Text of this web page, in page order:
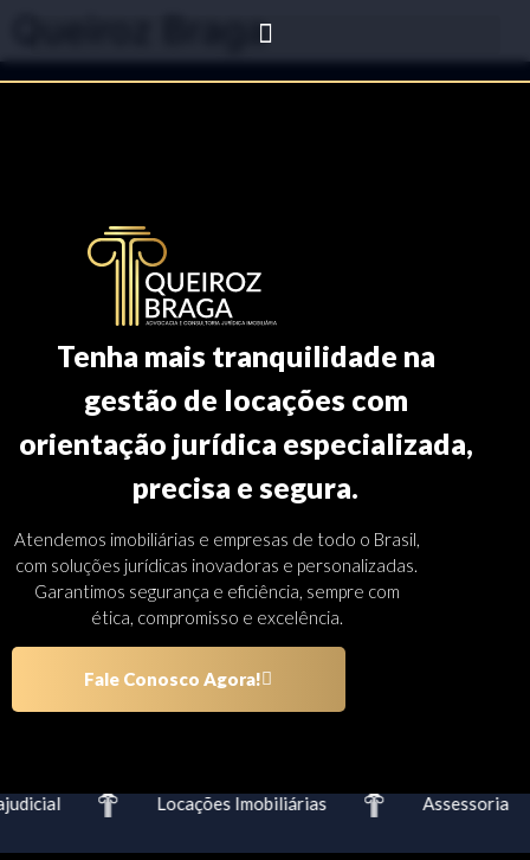
Queiroz Braga
Tenha mais tranquilidade na
gestão de locações com
orientação jurídica especializada,
precisa e segura.
Atendemos imobiliárias e empresas de todo o Brasil,
com soluções jurídicas inovadoras e personalizadas.
Garantimos segurança e eficiência, sempre com
ética, compromisso e excelência.
Fale Conosco Agora!
Locações Imobiliárias Assessoria